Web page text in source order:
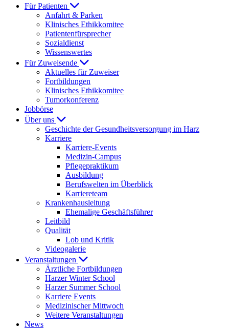
Für Patienten
Anfahrt & Parken
Klinisches Ethikkomitee
Patientenfürsprecher
Sozialdienst
Wissenswertes
Für Zuweisende
Aktuelles für Zuweiser
Fortbildungen
Klinisches Ethikkomitee
Tumorkonferenz
Jobbörse
Über uns
Geschichte der Gesundheitsversorgung im Harz
Karriere
Karriere-Events
Medizin-Campus
Pflegepraktikum
Ausbildung
Berufswelten im Überblick
Karriereteam
Krankenhausleitung
Ehemalige Geschäftsführer
Leitbild
Qualität
Lob und Kritik
Videogalerie
Veranstaltungen
Ärztliche Fortbildungen
Harzer Winter School
Harzer Summer School
Karriere Events
Medizinischer Mittwoch
Weitere Veranstaltungen
News